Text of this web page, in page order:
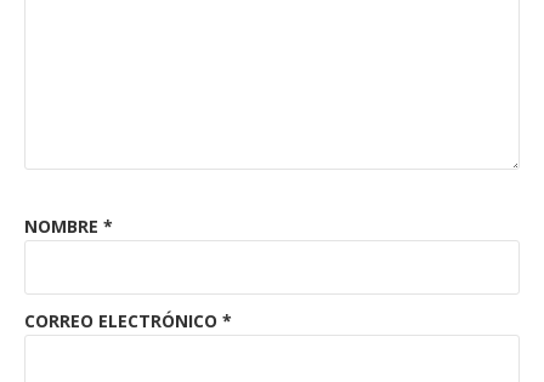
NOMBRE *
CORREO ELECTRÓNICO *